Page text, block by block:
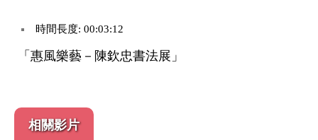
時間長度: 00:03:12
「惠風樂藝－陳欽忠書法展」
相關影片